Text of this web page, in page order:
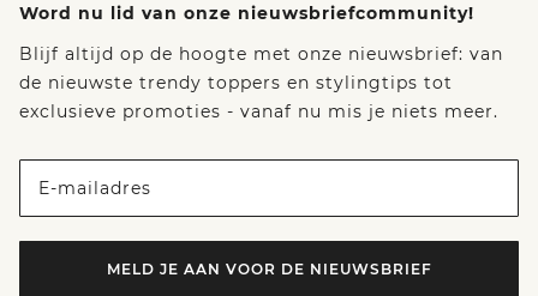
Word nu lid van onze nieuwsbriefcommunity!
Blijf altijd op de hoogte met onze nieuwsbrief: van
de nieuwste trendy toppers en stylingtips tot
exclusieve promoties - vanaf nu mis je niets meer.
E-mailadres
MELD JE AAN VOOR DE NIEUWSBRIEF